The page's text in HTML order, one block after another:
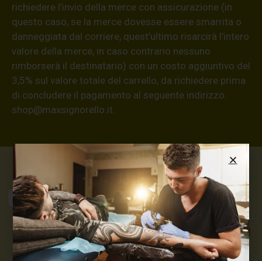
richiedere l’invio della merce con assicurazione (in
questo caso, se la merce dovesse essere smarrita o
danneggiata dal corriere, quest’ultimo risarcirà l’intero
valore della merce, in caso contrario nessuno
rimborserà il destinatario) con un costo aggiuntivo del
3,5% sul valore totale del carrello, da richiedere prima
di concludere il pagamento al seguente indirizzo:
shop@maxsignorello.it
Max Signorello
Tattoo Supply
TUTTO PER IL TUO
TATTOO STUDIO